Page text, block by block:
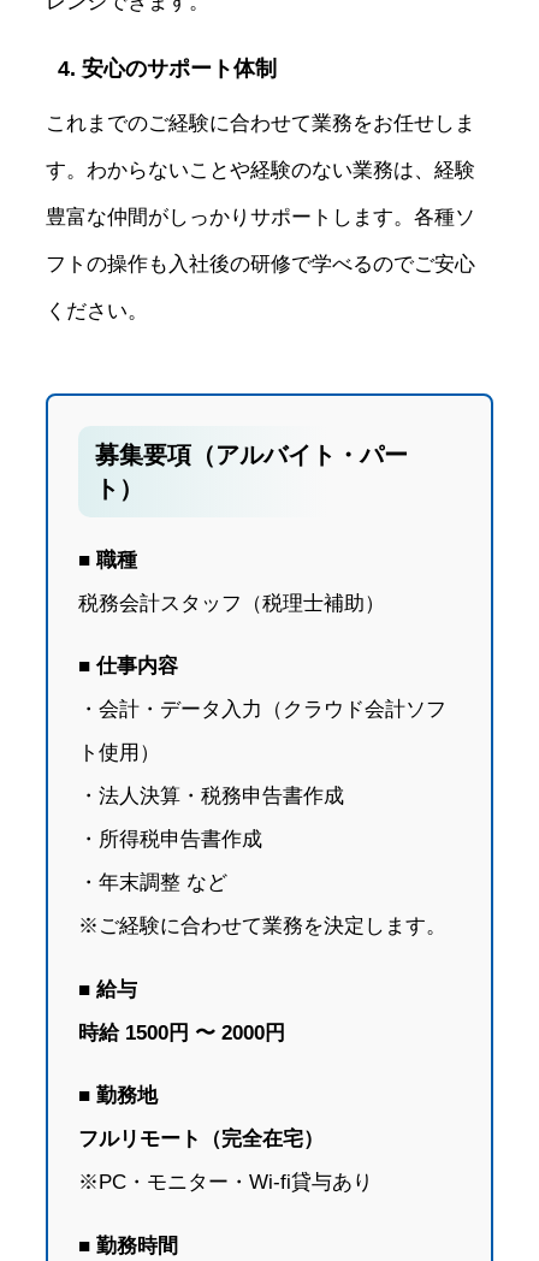
4. 安心のサポート体制
これまでのご経験に合わせて業務をお任せしま
す。わからないことや経験のない業務は、経験
豊富な仲間がしっかりサポートします。各種ソ
フトの操作も入社後の研修で学べるのでご安心
ください。
募集要項（アルバイト・パー
ト）
■ 職種
税務会計スタッフ（税理士補助）
■ 仕事内容
・会計・データ入力（クラウド会計ソフ
ト使用）
・法人決算・税務申告書作成
・所得税申告書作成
・年末調整 など
※ご経験に合わせて業務を決定します。
■ 給与
時給 1500円 〜 2000円
■ 勤務地
フルリモート（完全在宅）
※PC・モニター・Wi-fi貸与あり
■ 勤務時間